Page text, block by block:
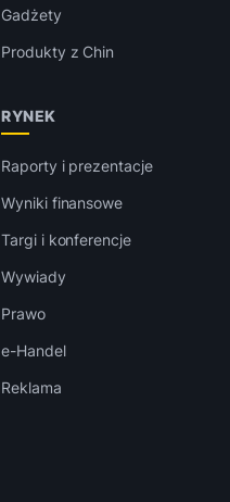
Gadżety
Produkty z Chin
RYNEK
Raporty i prezentacje
Wyniki finansowe
Targi i konferencje
Wywiady
Prawo
e-Handel
Reklama